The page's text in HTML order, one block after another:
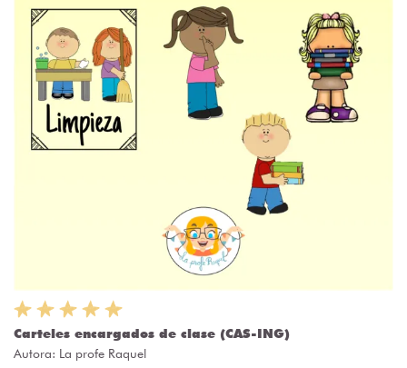
Carteles encargados de clase (CAS-ING)
Autora: La profe Raquel